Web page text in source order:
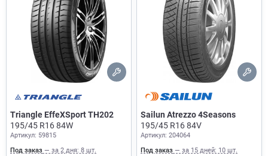
Triangle EffeXSport TH202
195/45 R16 84W
Артикул: 59815
Под заказ — за 2 дня: 8 шт.
Sailun Atrezzo 4Seasons
195/45 R16 84V
Артикул: 204064
Под заказ — за 15 дней: 10 шт.